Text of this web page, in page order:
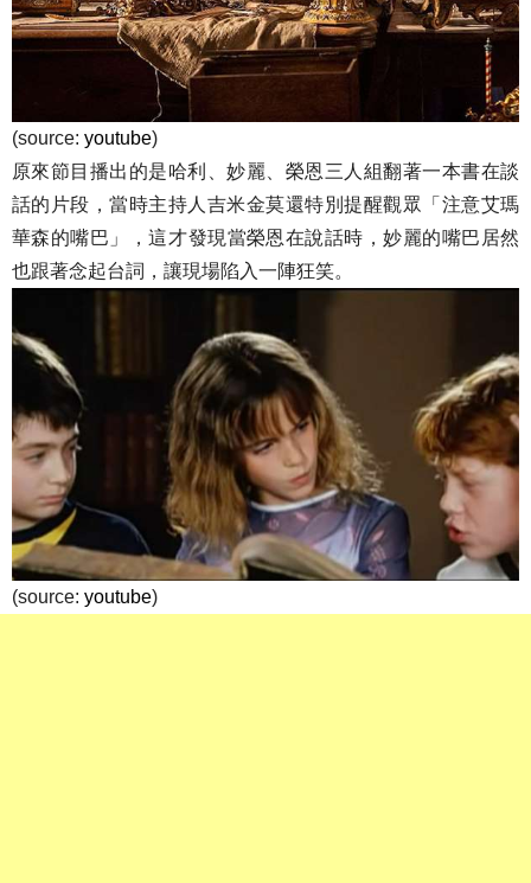
(source: youtube)
原來節目播出的是哈利、妙麗、榮恩三人組翻著一本書在談
話的片段，當時主持人吉米金莫還特別提醒觀眾「注意艾瑪
華森的嘴巴」，這​​才發現當榮恩在說話時，妙麗的嘴巴居然
也跟著念起台詞，讓現場陷入一陣狂笑。
(source: youtube)